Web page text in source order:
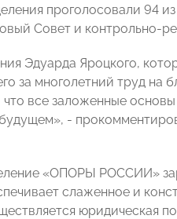
проголосовали 94
Совет и контрольно-
Эдуарда Яроцкого,
за многолетний труд на
все заложенные
-
«ОПОРЫ РОССИИ»
слаженное и
юридическая